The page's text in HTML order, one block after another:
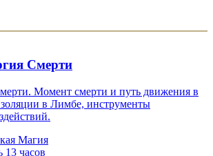
Смерти
Момент смерти и путь движения в
в Лимбе, инструменты
Магия
13 часов